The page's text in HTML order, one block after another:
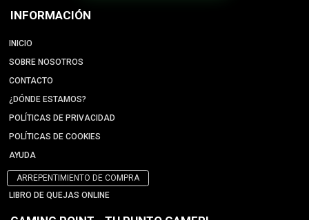
INFORMACIÓN
INICIO
SOBRE NOSOTROS
CONTACTO
¿DÓNDE ESTAMOS?
POLÍTICAS DE PRIVACIDAD
POLÍTICAS DE COOKIES
AYUDA
ARREPENTIMIENTO DE COMPRA
LIBRO DE QUEJAS ONLINE